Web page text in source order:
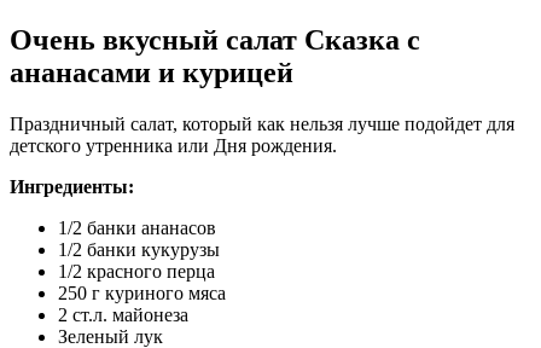
Очень вкусный салат Сказка с
ананасами и курицей
Праздничный салат, который как нельзя лучше подойдет для
детского утренника или Дня рождения.
Ингредиенты:
1/2 банки ананасов
1/2 банки кукурузы
1/2 красного перца
250 г куриного мяса
2 ст.л. майонеза
Зеленый лук